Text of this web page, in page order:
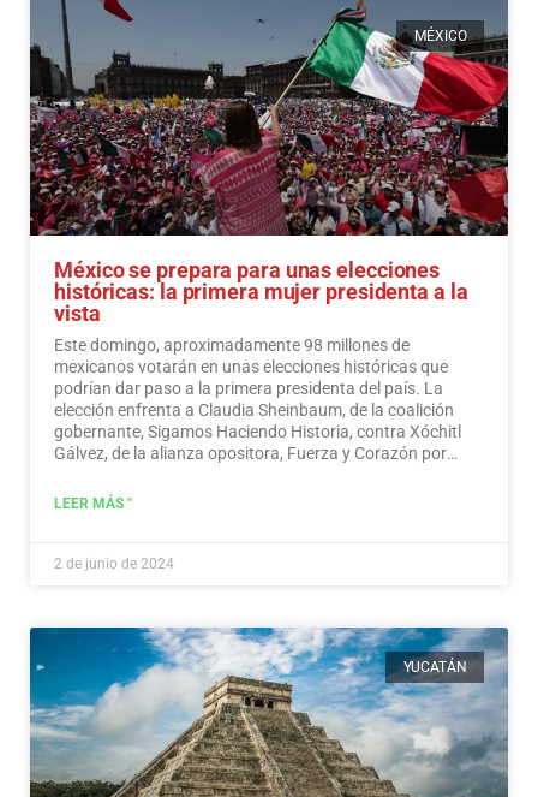
MÉXICO
México se prepara para unas elecciones
históricas: la primera mujer presidenta a la
vista
Este domingo, aproximadamente 98 millones de
mexicanos votarán en unas elecciones históricas que
podrían dar paso a la primera presidenta del país. La
elección enfrenta a Claudia Sheinbaum, de la coalición
gobernante, Sigamos Haciendo Historia, contra Xóchitl
Gálvez, de la alianza opositora, Fuerza y Corazón por
Ciudadano, también en la contienda.
LEER MÁS "
2 de junio de 2024
YUCATÁN